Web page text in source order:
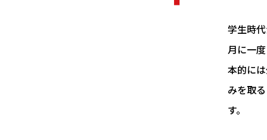
学生時
月に一
本的に
みを取
す。